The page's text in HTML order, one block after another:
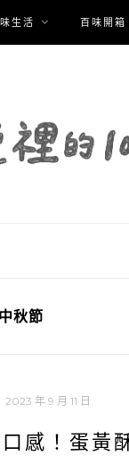
生活 百味開箱
秋節
2023 年 9 月 11 日
感！蛋黃